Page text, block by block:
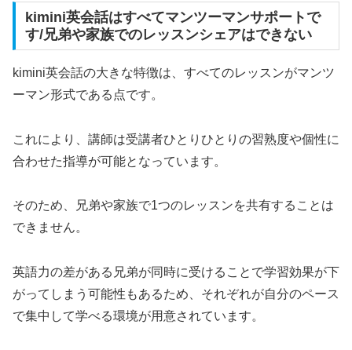
kimini英会話はすべてマンツーマンサポートで
す/兄弟や家族でのレッスンシェアはできない
kimini英会話の大きな特徴は、すべてのレッスンがマンツ
ーマン形式である点です。
これにより、講師は受講者ひとりひとりの習熟度や個性に
合わせた指導が可能となっています。
そのため、兄弟や家族で1つのレッスンを共有することは
できません。
英語力の差がある兄弟が同時に受けることで学習効果が下
がってしまう可能性もあるため、それぞれが自分のペース
で集中して学べる環境が用意されています。